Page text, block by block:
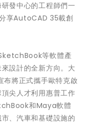
發中心的工程師們一
享AutoCAD 35載創
等軟體產
設計的全新方向。大
布將正式攜手歐特克啟
尖人才利用惠普工作
和Maya軟體
、汽車和基礎設施的